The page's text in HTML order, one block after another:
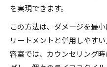
を実現できます。
この方法は、ダメージを最
リートメントと併用しやす
容室では、カウンセリング